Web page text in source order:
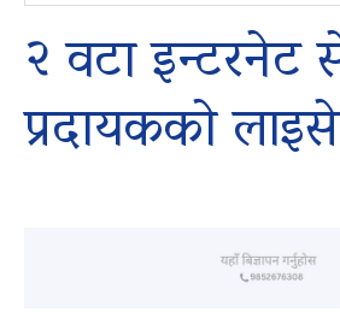
२ वटा इन्टरनेट
प्रदायकको